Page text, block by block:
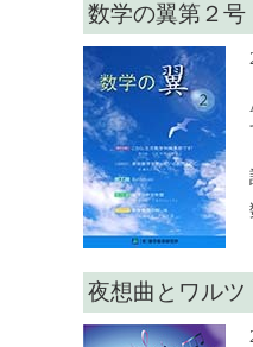
数学の翼第２号
夜想曲とワルツ